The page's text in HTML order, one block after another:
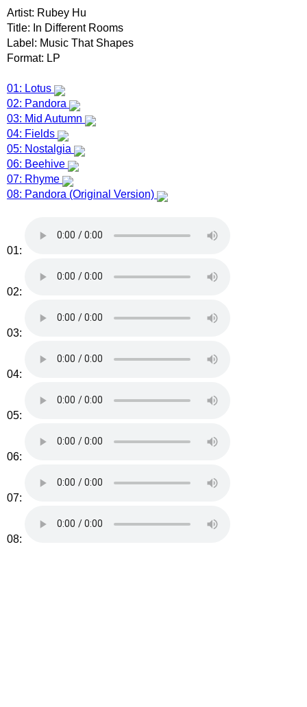
Artist: Rubey Hu
Title: In Different Rooms
Label: Music That Shapes
Format: LP
01: Lotus
02: Pandora
03: Mid Autumn
04: Fields
05: Nostalgia
06: Beehive
07: Rhyme
08: Pandora (Original Version)
01:
02:
03:
04:
05:
06:
07:
08: